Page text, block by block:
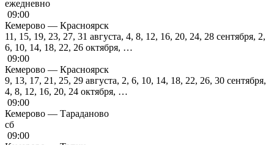
ежедневно
09:00
Кемерово — Красноярск
11, 15, 19, 23, 27, 31 августа, 4, 8, 12, 16, 20, 24, 28 сентября, 2,
6, 10, 14, 18, 22, 26 октября, …
09:00
Кемерово — Красноярск
9, 13, 17, 21, 25, 29 августа, 2, 6, 10, 14, 18, 22, 26, 30 сентября,
4, 8, 12, 16, 20, 24 октября, …
09:00
Кемерово — Тараданово
сб
09:00